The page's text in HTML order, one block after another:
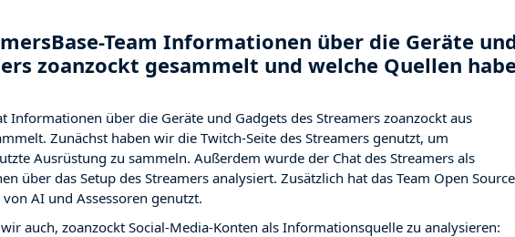
Team Informationen über die Geräte
zoanzockt gesammelt und welche Quellen
Informationen über die Geräte und Gadgets des Streamers zoanzockt aus
Zunächst haben wir die Twitch-Seite des Streamers genutzt, um
Ausrüstung zu sammeln. Außerdem wurde der Chat des Streamers als
über das Setup des Streamers analysiert. Zusätzlich hat das Team Open
AI und Assessoren genutzt.
auch, zoanzockt Social-Media-Konten als Informationsquelle zu analysieren: